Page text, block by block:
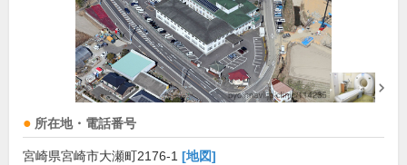
所在地・電話番号
宮崎県宮崎市大瀬町2176-1 [地図]